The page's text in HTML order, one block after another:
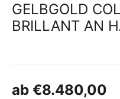
GELBGOLD
BRILLANT AN
ab €8.480,00